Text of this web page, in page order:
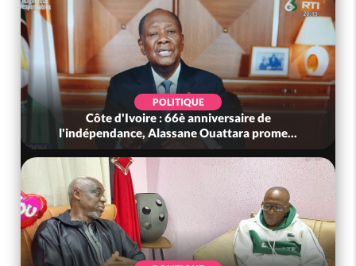
POLITIQUE
Côte d'Ivoire : 66è anniversaire de
l'indépendance, Alassane Ouattara prome...